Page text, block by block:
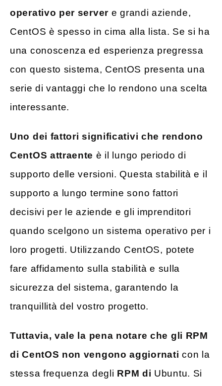
operativo per server e grandi aziende,
CentOS è spesso in cima alla lista. Se si ha
una conoscenza ed esperienza pregressa
con questo sistema, CentOS presenta una
serie di vantaggi che lo rendono una scelta
interessante.
Uno dei fattori significativi che rendono
CentOS attraente è il lungo periodo di
supporto delle versioni. Questa stabilità e il
supporto a lungo termine sono fattori
decisivi per le aziende e gli imprenditori
quando scelgono un sistema operativo per i
loro progetti. Utilizzando CentOS, potete
fare affidamento sulla stabilità e sulla
sicurezza del sistema, garantendo la
tranquillità del vostro progetto.
Tuttavia, vale la pena notare che gli RPM
di CentOS non vengono aggiornati con la
stessa frequenza degli RPM di Ubuntu. Si